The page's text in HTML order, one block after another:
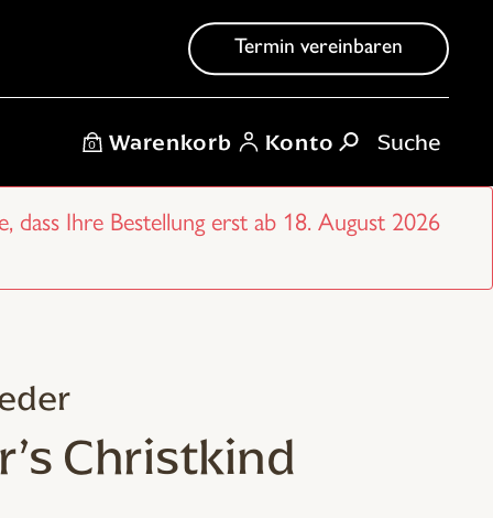
Termin vereinbaren
Warenkorb
0 Konto
dass Ihre Bestellung erst ab 18. August 2026
Christkind